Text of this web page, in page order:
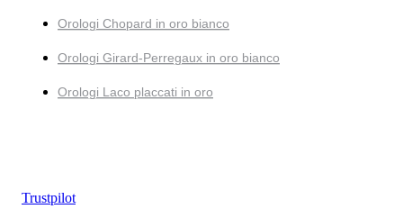
Orologi Chopard in oro bianco
Orologi Girard-Perregaux in oro bianco
Orologi Laco placcati in oro
Trustpilot